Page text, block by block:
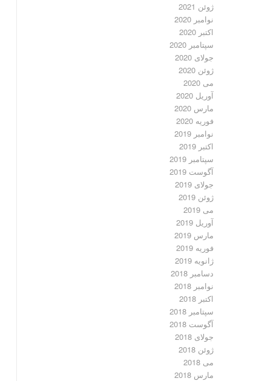
ژوئن 2021
نوامبر 2020
اکتبر 2020
سپتامبر 2020
جولای 2020
ژوئن 2020
می 2020
آوریل 2020
مارس 2020
فوریه 2020
نوامبر 2019
اکتبر 2019
سپتامبر 2019
آگوست 2019
جولای 2019
ژوئن 2019
می 2019
آوریل 2019
مارس 2019
فوریه 2019
ژانویه 2019
دسامبر 2018
نوامبر 2018
اکتبر 2018
سپتامبر 2018
آگوست 2018
جولای 2018
ژوئن 2018
می 2018
مارس 2018